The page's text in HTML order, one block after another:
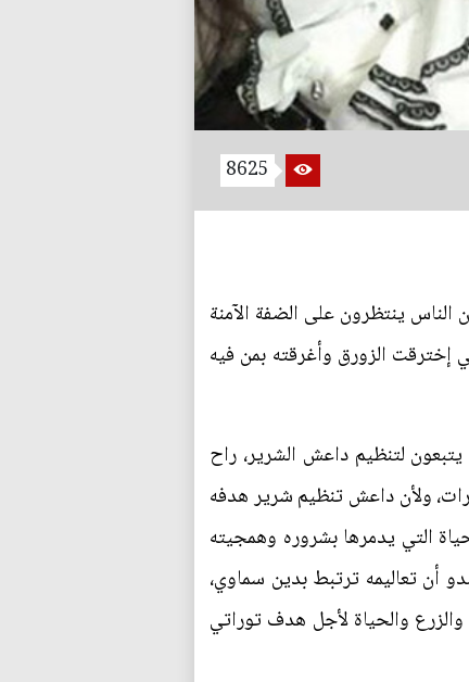
8625
ينتظرون على الضفة الآمنة
إخترقت الزورق وأغرقته بمن فيه
لتنظيم داعش الشرير، راح
ولأن داعش تنظيم شرير هدفه
التي يدمرها بشروره وهمجيته
أن تعاليمه ترتبط بدين سماوي،
والحياة لأجل هدف توراتي